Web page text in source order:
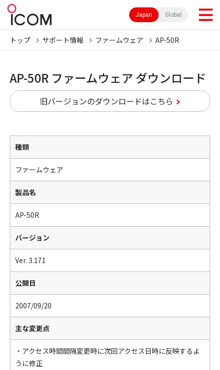
Japan Global
トップ サポート情報 ファームウェア AP-50R
AP-50R ファームウェア ダウンロード
旧バージョンのダウンロードはこちら
種類
ファームウェア
製品名
AP-50R
バージョン
Ver. 3.171
公開日
2007/09/20
主な変更点
・アクセス時間間隔変更時に次回アクセス日時に反映するよ
うに修正